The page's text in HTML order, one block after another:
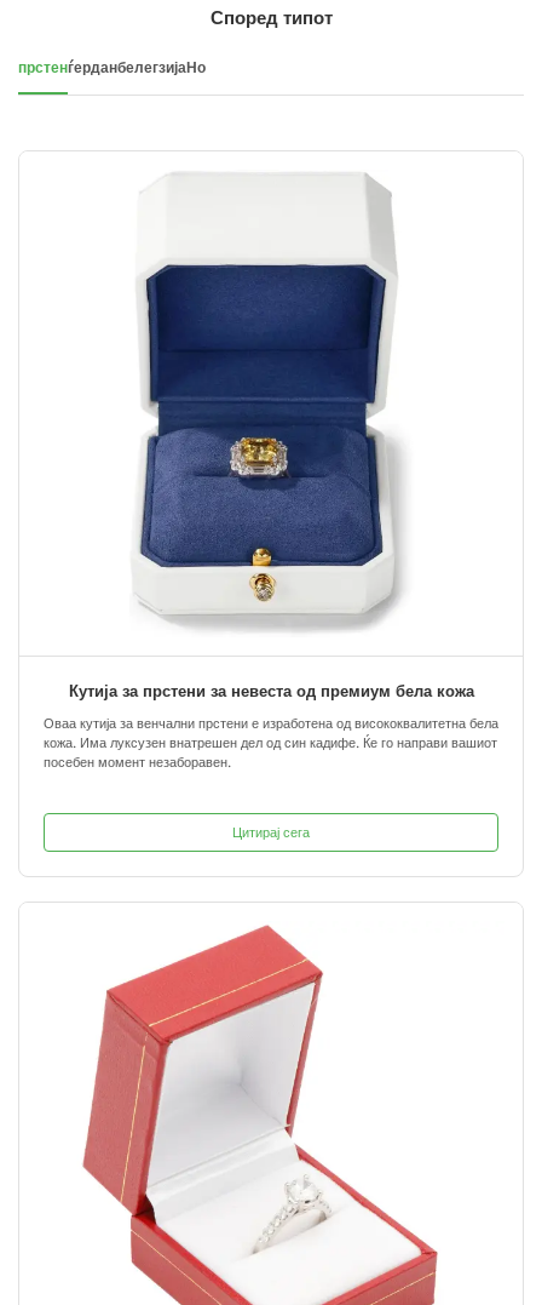
Според типот
прстенѓерданбелегзијаНо
Кутија за прстени за невеста од премиум бела кожа
Оваа кутија за венчални прстени е изработена од висококвалитетна бела
кожа. Има луксузен внатрешен дел од син кадифе. Ќе го направи вашиот
посебен момент незаборавен.
Цитирај сега